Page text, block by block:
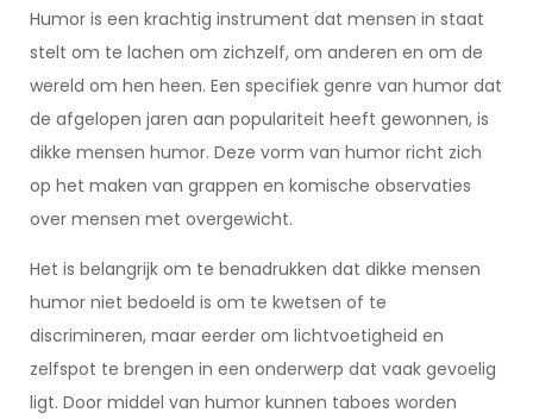
Humor is een krachtig instrument dat mensen in staat
stelt om te lachen om zichzelf, om anderen en om de
wereld om hen heen. Een specifiek genre van humor dat
de afgelopen jaren aan populariteit heeft gewonnen, is
dikke mensen humor. Deze vorm van humor richt zich
op het maken van grappen en komische observaties
over mensen met overgewicht.
Het is belangrijk om te benadrukken dat dikke mensen
humor niet bedoeld is om te kwetsen of te
discrimineren, maar eerder om lichtvoetigheid en
zelfspot te brengen in een onderwerp dat vaak gevoelig
ligt. Door middel van humor kunnen taboes worden